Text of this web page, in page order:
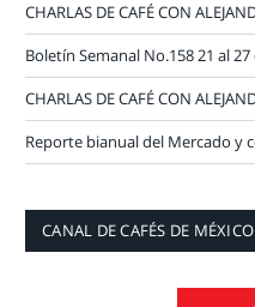
CHARLAS DE CAFÉ CON
Boletín Semanal No.158 21 al
CHARLAS DE CAFÉ CON
Reporte bianual del Mercado y
CANAL DE CAFÉS DE MÉXICO